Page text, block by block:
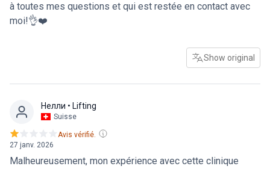
qui a obtenu le meilleur résultat, il a fait mieux que ce à quoi
je m'attendais ! J'ai été aidée même lorsque j'ai oublié mon
l'équipe a réagi et a pu m'aider ! Je suis très
reconnaissante et j'ai eu ma première meilleure expérience
à toutes mes questions et qui est restée en contact avec
moi!👌❤️
Show original
Нелли • Lifting
Suisse
27 janv. 2026
Avis vérifié.
Malheureusement, mon expérience avec cette clinique